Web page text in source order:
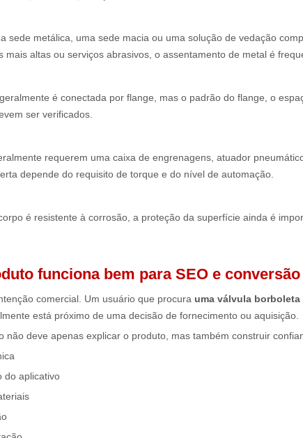
sede metálica, uma sede macia ou uma solução de vedação
mais altas ou serviços abrasivos, o assentamento de metal é
é conectada por flange, mas o padrão do flange, o
ser verificados.
requerem uma caixa de engrenagens, atuador
depende do requisito de torque e do nível de automação.
é resistente à corrosão, a proteção da superfície ainda é
funciona bem para SEO e conversão
comercial. Um usuário que procura uma válvula
está próximo de uma decisão de fornecimento ou aquisição.
não deve apenas explicar o produto, mas também construir
do aplicativo